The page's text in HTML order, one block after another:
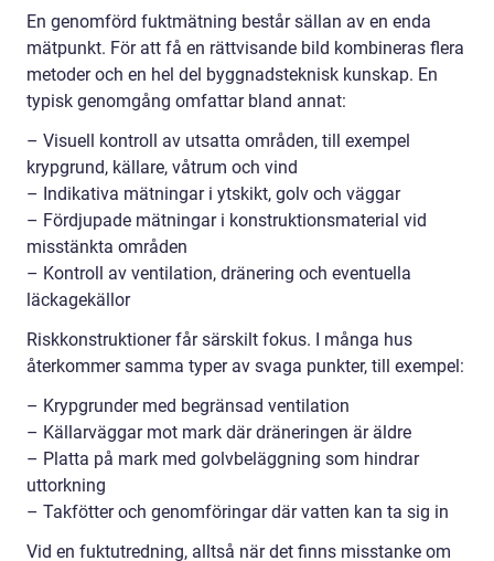
En genomförd fuktmätning består sällan av en enda
mätpunkt. För att få en rättvisande bild kombineras flera
metoder och en hel del byggnadsteknisk kunskap. En
typisk genomgång omfattar bland annat:
– Visuell kontroll av utsatta områden, till exempel
krypgrund, källare, våtrum och vind
– Indikativa mätningar i ytskikt, golv och väggar
– Fördjupade mätningar i konstruktionsmaterial vid
misstänkta områden
– Kontroll av ventilation, dränering och eventuella
läckagekällor
Riskkonstruktioner får särskilt fokus. I många hus
återkommer samma typer av svaga punkter, till exempel:
– Krypgrunder med begränsad ventilation
– Källarväggar mot mark där dräneringen är äldre
– Platta på mark med golvbeläggning som hindrar
uttorkning
– Takfötter och genomföringar där vatten kan ta sig in
Vid en fuktutredning, alltså när det finns misstanke om